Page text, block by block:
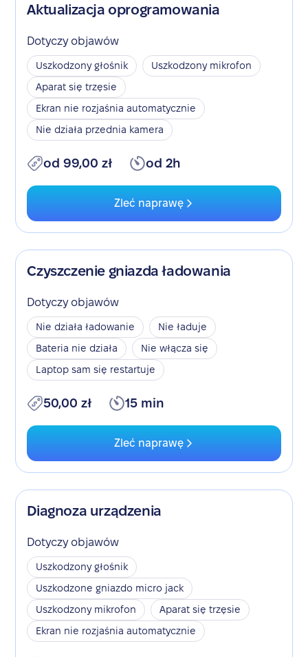
Aktualizacja oprogramowania
Dotyczy objawów
Uszkodzony głośnik
Uszkodzony mikrofon
Aparat się trzęsie
Ekran nie rozjaśnia automatycznie
Nie działa przednia kamera
od 99,00 zł od 2h
Zleć naprawę
Czyszczenie gniazda ładowania
Dotyczy objawów
Nie działa ładowanie
Nie ładuje
Bateria nie działa
Nie włącza się
Laptop sam się restartuje
50,00 zł 15 min
Zleć naprawę
Diagnoza urządzenia
Dotyczy objawów
Uszkodzony głośnik
Uszkodzone gniazdo micro jack
Uszkodzony mikrofon
Aparat się trzęsie
Ekran nie rozjaśnia automatycznie